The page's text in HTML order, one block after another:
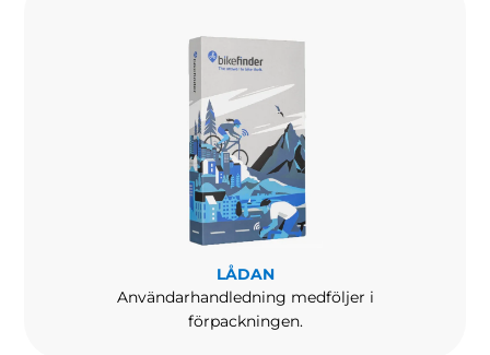
LÅDAN
Användarhandledning medföljer i
förpackningen.